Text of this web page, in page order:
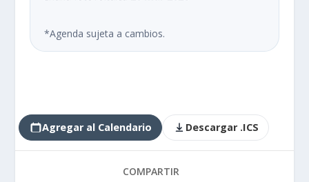
*Agenda sujeta a cambios.
Agregar al Calendario Descargar .ICS
COMPARTIR